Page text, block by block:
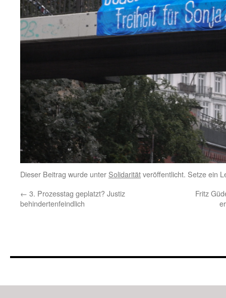
Dieser Beitrag wurde unter Solidaritätveröffentlicht. Setze ein
← 3. Prozesstag geplatzt? Justiz
behindertenfeindlich
Fritz